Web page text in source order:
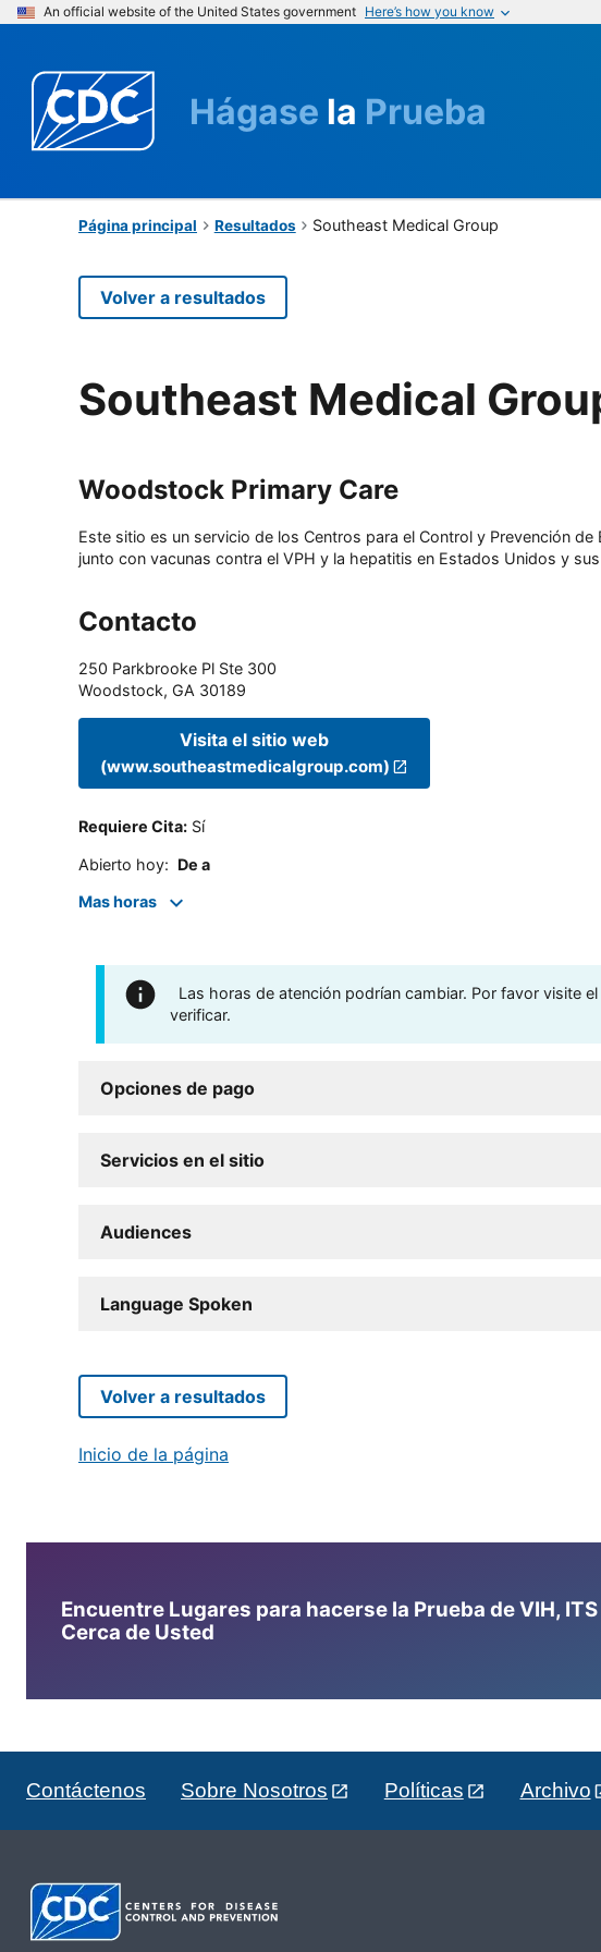
An official website of the United States government Here’s how you know
Hágase la Prueba
Página principal Resultados Southeast Medical Group
Volver a resultados
Southeast Medical
Woodstock Primary Care
Este sitio es un servicio de los Centros para el Control y Prevención
junto con vacunas contra el VPH y la hepatitis en Estados Unidos y
Contacto
250 Parkbrooke Pl Ste 300
Woodstock, GA 30189
Visita el sitio web
(www.southeastmedicalgroup.com)
Requiere Cita: Sí
Abierto hoy: De a
Mas horas
Las horas de atención podrían cambiar. Por favor visite
verificar.
Opciones de pago
Servicios en el sitio
Audiences
Language Spoken
Volver a resultados
Inicio de la página
Encuentre Lugares para hacerse la Prueba de VIH,
Cerca de Usted
Contáctenos Sobre Nosotros Políticas Archivo